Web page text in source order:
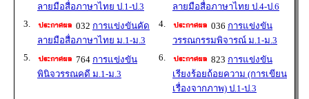
ลายมือสื่อภาษาไทย ป.1-ป.3
ลายมือสื่อภาษาไทย ป.4-ป.6
3.
032 การแข่งขันคัด
ลายมือสื่อภาษาไทย ม.1-ม.3
4. 036 การแข่งขัน
วรรณกรรมพิจารณ์ ม.1-ม.3
5.
764 การแข่งขัน
พินิจวรรณคดี ม.1-ม.3
6. 823 การแข่งขัน
เรียงร้อยถ้อยความ (การเขียน
เรื่องจากภาพ) ป.1-ป.3